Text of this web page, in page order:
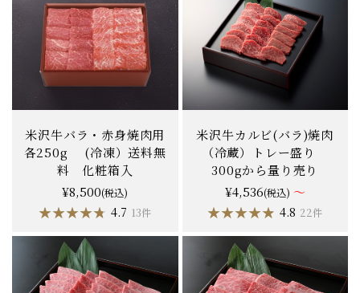
米沢牛バラ・赤身焼肉用
各250g (冷凍）送料無
料 化粧箱入
¥8,500(税込)
★★★★★
★★★★★ 4.7 13件
米沢牛カルビ(バラ)焼肉
（冷蔵）トレー盛り
300gから量り売り
¥4,536(税込) ～
★★★★★
★★★★★ 4.8 22件